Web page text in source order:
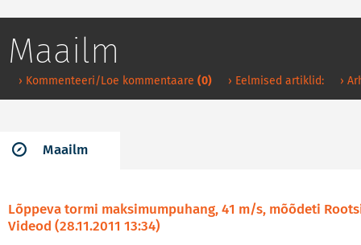
Maailm
› Kommenteeri/Loe kommentaare (0) › Eelmised artiklid: ›
Maailm
Lõppeva tormi maksimumpuhang, 41 m/s, mõõdeti
Videod (28.11.2011 13:34)